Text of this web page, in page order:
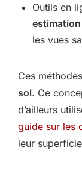
Outils en
les vues
Ces
sol. Ce
d’ailleurs
guide sur les
leur